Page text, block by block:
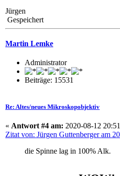
Jürgen
Gespeichert
Martin Lemke
Administrator
Beiträge: 15531
Re: Altes/neues Mikroskopobjektiv
« Antwort #4 am: 2020-08-12
Zitat von: Jürgen Guttenberger am
die Spinne lag in 100% Alk.